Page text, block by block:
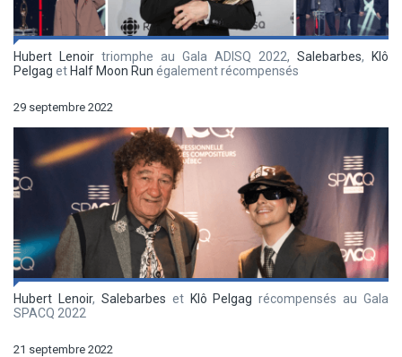
Hubert Lenoir triomphe au Gala ADISQ 2022, Salebarbes,
Klô
Pelgag et Half Moon Run également récompensés
29 septembre 2022
Hubert Lenoir, Salebarbes et Klô Pelgag récompensés au Gala
SPACQ 2022
21 septembre 2022